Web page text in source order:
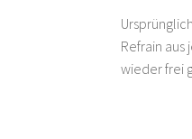
Refrain
wieder frei